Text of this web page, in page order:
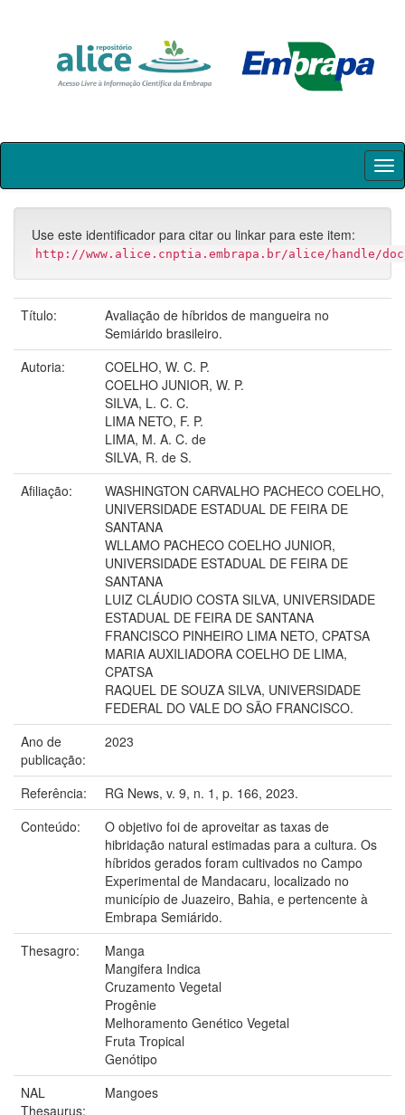
Skip
Use este identificador para citar ou linkar para este item:
http://www.alice.cnptia.embrapa.br/alice/handle/doc/
Título:
Avaliação de híbridos de mangueira no
Semiárido brasileiro.
Autoria:
COELHO, W. C. P.
COELHO JUNIOR, W. P.
SILVA, L. C. C.
LIMA NETO, F. P.
LIMA, M. A. C. de
SILVA, R. de S.
Afiliação:
WASHINGTON CARVALHO PACHECO COELHO,
UNIVERSIDADE ESTADUAL DE FEIRA DE
SANTANA
WLLAMO PACHECO COELHO JUNIOR,
UNIVERSIDADE ESTADUAL DE FEIRA DE
SANTANA
LUIZ CLÁUDIO COSTA SILVA, UNIVERSIDADE
ESTADUAL DE FEIRA DE SANTANA
FRANCISCO PINHEIRO LIMA NETO, CPATSA
MARIA AUXILIADORA COELHO DE LIMA,
CPATSA
RAQUEL DE SOUZA SILVA, UNIVERSIDADE
FEDERAL DO VALE DO SÃO FRANCISCO.
Ano de
publicação:
2023
Referência:
RG News, v. 9, n. 1, p. 166, 2023.
Conteúdo:
O objetivo foi de aproveitar as taxas de
hibridação natural estimadas para a cultura. Os
híbridos gerados foram cultivados no Campo
Experimental de Mandacaru, localizado no
município de Juazeiro, Bahia, e pertencente à
Embrapa Semiárido.
Thesagro:
Manga
Mangifera Indica
Cruzamento Vegetal
Progênie
Melhoramento Genético Vegetal
Fruta Tropical
Genótipo
NAL
Thesaurus:
Mangoes